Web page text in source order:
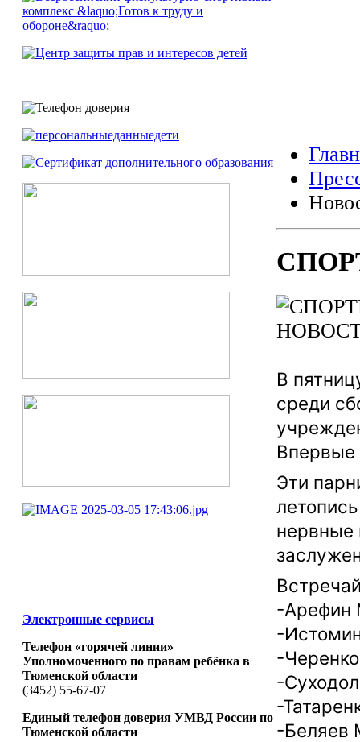
Электронные сервисы
Телефон «горячей линии»
Уполномоченного по правам ребёнка в
Тюменской области
(3452) 55-67-07
Единый телефон доверия УМВД России по
Тюменской области
В
среди
Эти
-Арефин
-
-
-
-
-Беляев